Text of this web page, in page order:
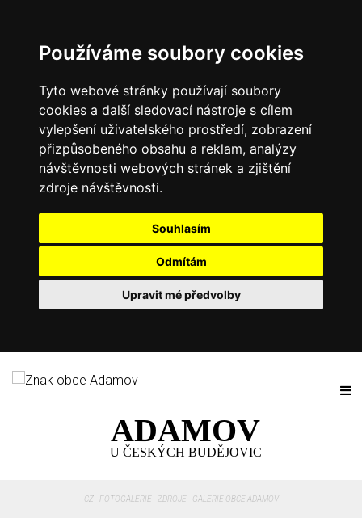
Používáme soubory cookies
Tyto webové stránky používají soubory
cookies a další sledovací nástroje s cílem
vylepšení uživatelského prostředí, zobrazení
přizpůsobeného obsahu a reklam, analýzy
návštěvnosti webových stránek a zjištění
zdroje návštěvnosti.
Souhlasím
Odmítám
Upravit mé předvolby
ADAMOV
U ČESKÝCH BUDĚJOVIC
CZ- FOTOGALERIE - ZDROJE - GALERIE OBCE ADAMOV